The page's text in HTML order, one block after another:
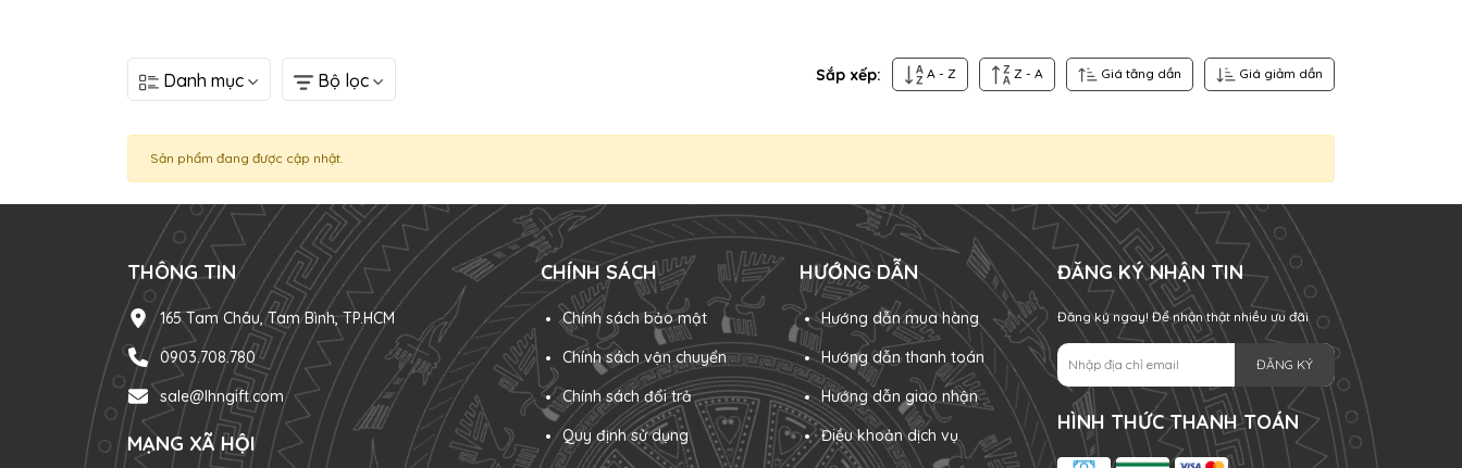
Danh mục Bộ lọc Sắp xếp: A - Z Z - A Giá tăng dần Giá giảm dần
Sản phẩm đang được cập nhật.
THÔNG TIN
165 Tam Châu, Tam Bình, TP.HCM
0903.708.780
sale@lhngift.com
MẠNG XÃ HỘI
CHÍNH SÁCH
Chính sách bảo mật
Chính sách vận chuyển
Chính sách đổi trả
Quy định sử dụng
HƯỚNG DẪN
Hướng dẫn mua hàng
Hướng dẫn thanh toán
Hướng dẫn giao nhận
Điều khoản dịch vụ
ĐĂNG KÝ NHẬN TIN
Đăng ký ngay! Để nhận thật nhiều ưu đãi
ĐĂNG KÝ
HÌNH THỨC THANH TOÁN